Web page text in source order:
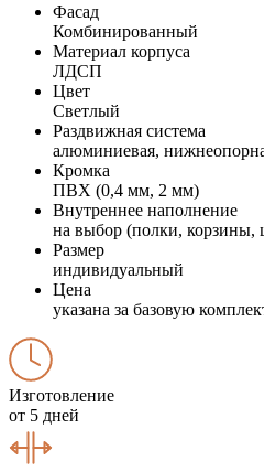
Фасад
Комбинированный
Материал корпуса
ЛДСП
Цвет
Светлый
Раздвижная система
алюминиевая,
Кромка
ПВХ (0,4 мм, 2 мм)
Внутреннее наполнение
на выбор (полки, корзины,
Размер
индивидуальный
Цена
указана за базовую
Изготовление
от 5 дней